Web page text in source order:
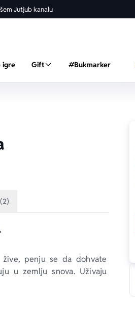
Jutjub kanalu
igre Gift #Bukmarker
penju se da dohvate
u zemlju snova. Uživaju